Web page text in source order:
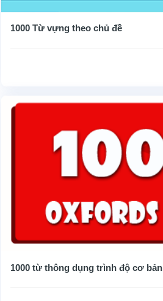
1000 Từ vựng theo chủ đề
1000 từ thông dụng trình độ cơ bản